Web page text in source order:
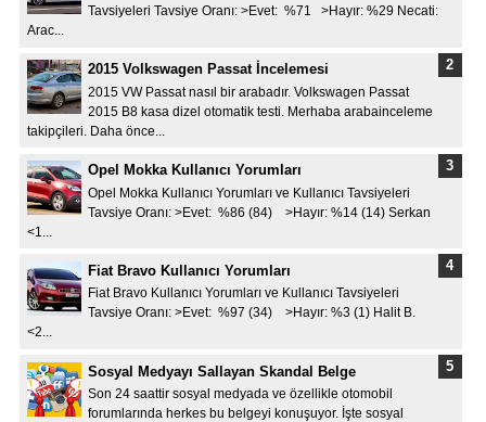
Tavsiyeleri Tavsiye Oranı: >Evet: %71 >Hayır: %29 Necati:
Arac...
2015 Volkswagen Passat İncelemesi
2015 VW Passat nasıl bir arabadır. Volkswagen Passat
2015 B8 kasa dizel otomatik testi. Merhaba arabainceleme
takipçileri. Daha önce...
Opel Mokka Kullanıcı Yorumları
Opel Mokka Kullanıcı Yorumları ve Kullanıcı Tavsiyeleri
Tavsiye Oranı: >Evet: %86 (84) >Hayır: %14 (14) Serkan
<1...
Fiat Bravo Kullanıcı Yorumları
Fiat Bravo Kullanıcı Yorumları ve Kullanıcı Tavsiyeleri
Tavsiye Oranı: >Evet: %97 (34) >Hayır: %3 (1) Halit B.
<2...
Sosyal Medyayı Sallayan Skandal Belge
Son 24 saattir sosyal medyada ve özellikle otomobil
forumlarında herkes bu belgeyi konuşuyor. İşte sosyal